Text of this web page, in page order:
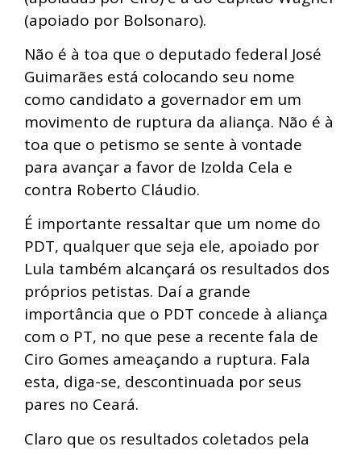
(apoiado por Bolsonaro).
Não é à toa que o deputado federal José
Guimarães está colocando seu nome
como candidato a governador em um
movimento de ruptura da aliança. Não é à
toa que o petismo se sente à vontade
para avançar a favor de Izolda Cela e
contra Roberto Cláudio.
É importante ressaltar que um nome do
PDT, qualquer que seja ele, apoiado por
Lula também alcançará os resultados dos
próprios petistas. Daí a grande
importância que o PDT concede à aliança
com o PT, no que pese a recente fala de
Ciro Gomes ameaçando a ruptura. Fala
esta, diga-se, descontinuada por seus
pares no Ceará.
Claro que os resultados coletados pela